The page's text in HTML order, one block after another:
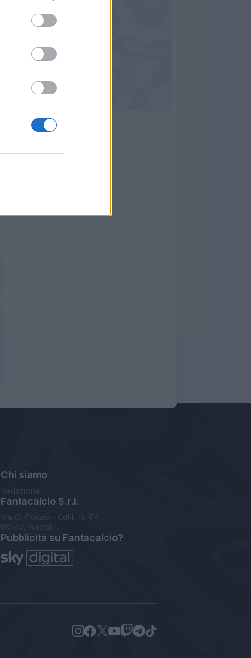
Chi siamo
Redazione
Fantacalcio S.r.l.
Via G. Porzio - CdN, Is. F4
80143, Napoli
Pubblicità su Fantacalcio?